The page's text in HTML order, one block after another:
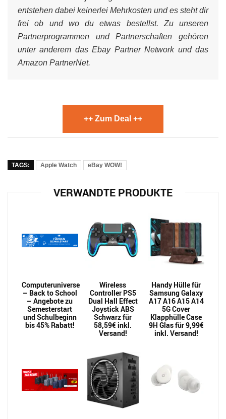
entstehen dabei keinerlei Mehrkosten und es steht dir
frei ob und wo du etwas bestellst. Zu unseren
Partnerprogrammen und Partnerschaften gehören
unter anderem das Ebay Partner Network und das
Amazon PartnerNet.
++ Zum Deal ++
TAGS: Apple Watch eBay WOW!
VERWANDTE PRODUKTE
Computeruniverse
– Back to School
– Angebote zu
Semesterstart
und Schulbeginn
bis 45% Rabatt!
Wireless
Controller PS5
Dual Hall Effect
Joystick ABS
Schwarz für
58,59€ inkl.
Versand!
Handy Hülle für
Samsung Galaxy
A17 A16 A15 A14
5G Cover
Klapphülle Case
9H Glas für 9,99€
inkl. Versand!